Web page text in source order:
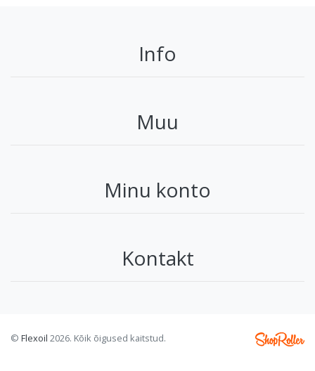
Info
Muu
Minu konto
Kontakt
© Flexoil 2026. Kõik õigused kaitstud.